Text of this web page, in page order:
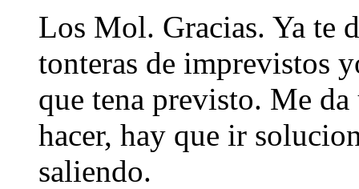
Los Mol. Gracias. Ya te
tonteras de imprevistos
que tena previsto. Me
hacer, hay que ir
saliendo.